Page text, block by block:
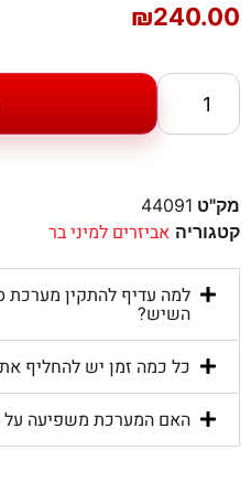
₪240.00
מק"ט 44091
קטגוריה אביזרים למיני בר
למה עדיף להתקין מערכת
השיש?
כל כמה זמן יש להחליף
האם המערכת משפיעה על